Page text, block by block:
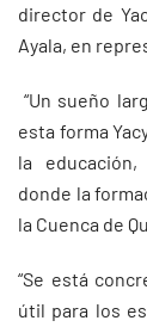
director de
Ayala, en
“Un sueño
esta forma
la
donde la
la Cuenca de
“Se está
útil para los